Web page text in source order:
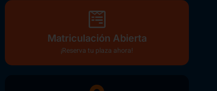
Matriculación Abierta
¡Reserva tu plaza ahora!